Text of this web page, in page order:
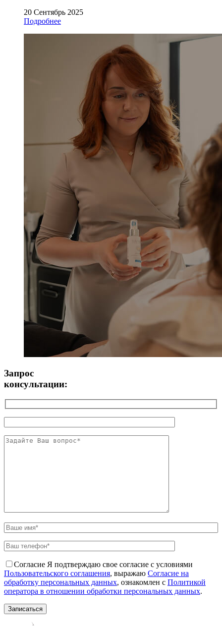
20 Сентябрь 2025
Подробнее
Запрос
консультации:
Согласие Я подтверждаю свое согласие с условиями
Пользовательского соглашения, выражаю Согласие на
обработку персональных данных, ознакомлен с Политикой
оператора в отношении обработки персональных данных.